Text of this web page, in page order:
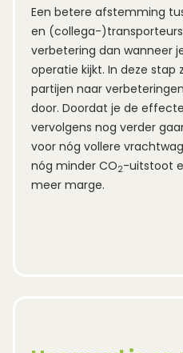
Een betere afstemming
en (collega-
verbetering dan wanneer
operatie kijkt. In deze stap
partijen naar
door. Doordat je de
vervolgens nog verder
voor nóg vollere
nóg minder CO2-uitstoot
meer marge.